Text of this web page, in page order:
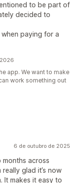
to be part of
decided to
paying for a
app. We want to make
work something out
6 de outubro de 2025
months across
glad it’s now
It makes it easy to